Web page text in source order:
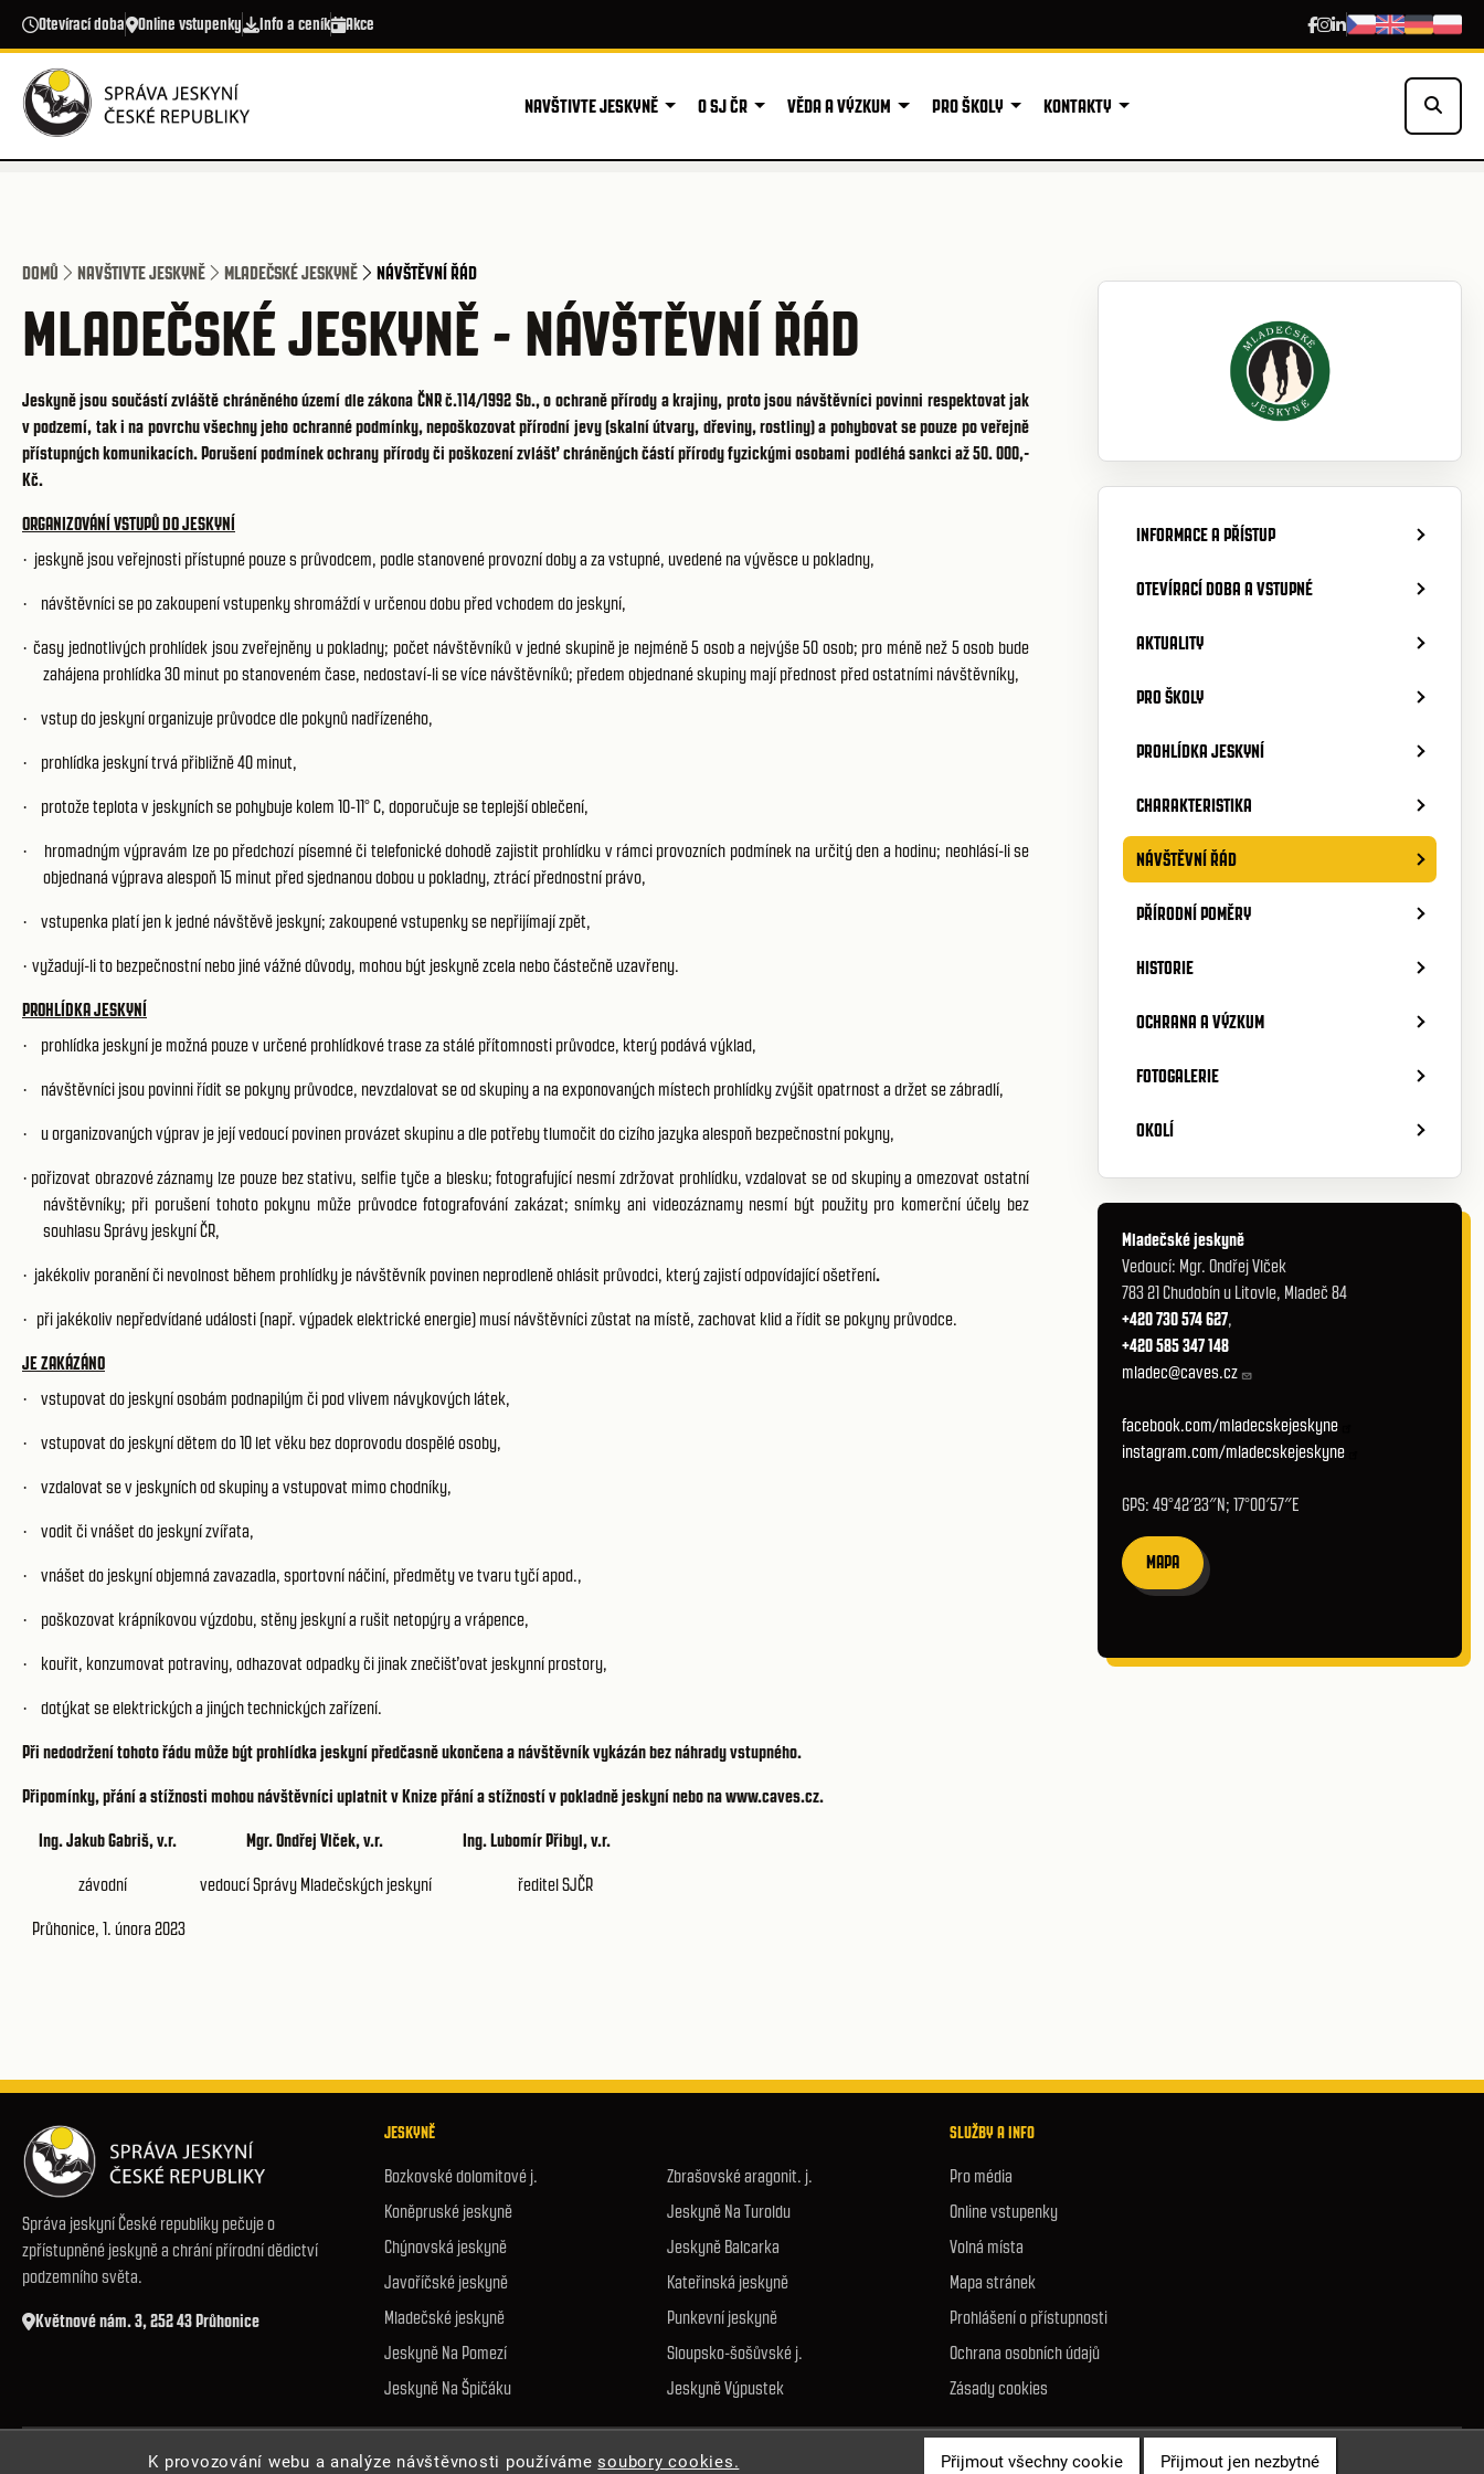
Přejít k hlavnímu obsahu
Otevírací doba Online vstupenky Info a ceník Akce
NAVŠTIVTE JESKYNĚ O SJ ČR VĚDA A VÝZKUM PRO ŠKOLY KONTAKTY
DOMŮ NAVŠTIVTE JESKYNĚ MLADEČSKÉ JESKYNĚ NÁVŠTĚVNÍ ŘÁD
MLADEČSKÉ JESKYNĚ - NÁVŠTĚVNÍ ŘÁD
Jeskyně jsou součástí zvláště chráněného území dle zákona ČNR č.114/1992 Sb., o ochraně přírody a krajiny, proto jsou návštěvníci povinni respektovat jak
v podzemí, tak i na povrchu všechny jeho ochranné podmínky, nepoškozovat přírodní jevy (skalní útvary, dřeviny, rostliny) a pohybovat se pouze po veřejně
přístupných komunikacích. Porušení podmínek ochrany přírody či poškození zvlášť chráněných částí přírody fyzickými osobami podléhá sankci až 50. 000,-
Kč.
ORGANIZOVÁNÍ VSTUPŮ DO JESKYNÍ
· jeskyně jsou veřejnosti přístupné pouze s průvodcem, podle stanovené provozní doby a za vstupné, uvedené na vývěsce u pokladny,
· návštěvníci se po zakoupení vstupenky shromáždí v určenou dobu před vchodem do jeskyní,
· časy jednotlivých prohlídek jsou zveřejněny u pokladny; počet návštěvníků v jedné skupině je nejméně 5 osob a nejvýše 50 osob; pro méně než 5 osob bude
zahájena prohlídka 30 minut po stanoveném čase, nedostaví-li se více návštěvníků; předem objednané skupiny mají přednost před ostatními návštěvníky,
· vstup do jeskyní organizuje průvodce dle pokynů nadřízeného,
· prohlídka jeskyní trvá přibližně 40 minut,
· protože teplota v jeskyních se pohybuje kolem 10-11° C, doporučuje se teplejší oblečení,
·
hromadným výpravám lze po předchozí písemné či telefonické dohodě zajistit prohlídku v rámci provozních podmínek na určitý den a hodinu; neohlásí-li se
objednaná výprava alespoň 15 minut před sjednanou dobou u pokladny, ztrácí přednostní právo,
· vstupenka platí jen k jedné návštěvě jeskyní; zakoupené vstupenky se nepřijímají zpět,
· vyžadují-li to bezpečnostní nebo jiné vážné důvody, mohou být jeskyně zcela nebo částečně uzavřeny.
PROHLÍDKA JESKYNÍ
· prohlídka jeskyní je možná pouze v určené prohlídkové trase za stálé přítomnosti průvodce, který podává výklad,
· návštěvníci jsou povinni řídit se pokyny průvodce, nevzdalovat se od skupiny a na exponovaných místech prohlídky zvýšit opatrnost a držet se zábradlí,
· u organizovaných výprav je její vedoucí povinen provázet skupinu a dle potřeby tlumočit do cizího jazyka alespoň bezpečnostní pokyny,
· pořizovat obrazové záznamy lze pouze bez stativu, selfie tyče a blesku; fotografující nesmí zdržovat prohlídku, vzdalovat se od skupiny a omezovat ostatní
návštěvníky; při porušení tohoto pokynu může průvodce fotografování zakázat; snímky ani videozáznamy nesmí být použity pro komerční účely bez
souhlasu Správy jeskyní ČR,
· jakékoliv poranění či nevolnost během prohlídky je návštěvník povinen neprodleně ohlásit průvodci, který zajistí odpovídající ošetření.
· při jakékoliv nepředvídané události (např. výpadek elektrické energie) musí návštěvníci zůstat na místě, zachovat klid a řídit se pokyny průvodce.
JE ZAKÁZÁNO
· vstupovat do jeskyní osobám podnapilým či pod vlivem návykových látek,
· vstupovat do jeskyní dětem do 10 let věku bez doprovodu dospělé osoby,
· vzdalovat se v jeskyních od skupiny a vstupovat mimo chodníky,
· vodit či vnášet do jeskyní zvířata,
· vnášet do jeskyní objemná zavazadla, sportovní náčiní, předměty ve tvaru tyčí apod.,
· poškozovat krápníkovou výzdobu, stěny jeskyní a rušit netopýry a vrápence,
· kouřit, konzumovat potraviny, odhazovat odpadky či jinak znečišťovat jeskynní prostory,
· dotýkat se elektrických a jiných technických zařízení.
Při nedodržení tohoto řádu může být prohlídka jeskyní předčasně ukončena a návštěvník vykázán bez náhrady vstupného.
Připomínky, přání a stížnosti mohou návštěvníci uplatnit v Knize přání a stížností v pokladně jeskyní nebo na www.caves.cz.
Ing. Jakub Gabriš, v.r. Mgr. Ondřej Vlček, v.r. Ing. Lubomír Přibyl, v.r.
závodní vedoucí Správy Mladečských jeskyní ředitel SJČR
Průhonice, 1. února 2023
INFORMACE A PŘÍSTUP
OTEVÍRACÍ DOBA A VSTUPNÉ
AKTUALITY
PRO ŠKOLY
PROHLÍDKA JESKYNÍ
CHARAKTERISTIKA
NÁVŠTĚVNÍ ŘÁD
PŘÍRODNÍ POMĚRY
HISTORIE
OCHRANA A VÝZKUM
FOTOGALERIE
OKOLÍ
Mladečské jeskyně
Vedoucí: Mgr. Ondřej Vlček
783 21 Chudobín u Litovle, Mladeč 84
+420 730 574 627,
+420 585 347 148
mladec@caves.cz
facebook.com/mladecskejeskyne
instagram.com/mladecskejeskyne
GPS: 49°42′23″N; 17°00′57″E
MAPA
Správa jeskyní České republiky pečuje o
zpřístupněné jeskyně a chrání přírodní dědictví
podzemního světa.
Květnové nám. 3, 252 43 Průhonice
JESKYNĚ
Bozkovské dolomitové j.
Koněpruské jeskyně
Chýnovská jeskyně
Javoříčské jeskyně
Mladečské jeskyně
Jeskyně Na Pomezí
Jeskyně Na Špičáku
Zbrašovské aragonit. j.
Jeskyně Na Turoldu
Jeskyně Balcarka
Kateřinská jeskyně
Punkevní jeskyně
Sloupsko-šošůvské j.
Jeskyně Výpustek
SLUŽBY A INFO
Pro média
Online vstupenky
Volná místa
Mapa stránek
Prohlášení o přístupnosti
Ochrana osobních údajů
Zásady cookies
© 2026 Správa jeskyní České republiky. Všechna práva vyhrazena.
K provozování webu a analýze návštěvnosti používámesoubory cookies. Přijmout všechny cookie Přijmout jen nezbytné